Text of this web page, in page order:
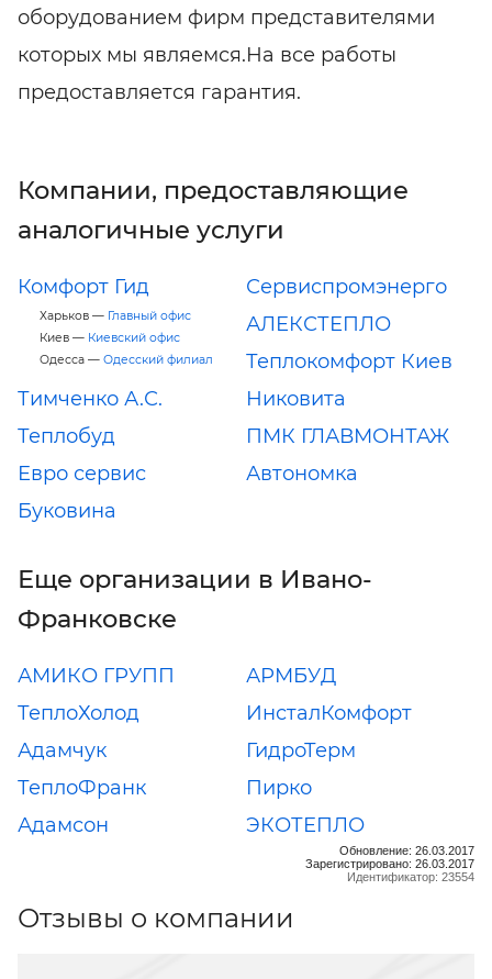
оборудованием фирм представителями
которых мы являемся.На все работы
предоставляется гарантия.
Компании, предоставляющие
аналогичные услуги
Комфорт Гид
Харьков — Главный офис
Киев — Киевский офис
Одесса — Одесский филиал
Сервиспромэнерго
АЛЕКСТЕПЛО
Теплокомфорт Киев
Тимченко А.С.
Никовита
Теплобуд
ПМК ГЛАВМОНТАЖ
Евро сервис
Буковина
Автономка
Еще организации в Ивано-
Франковске
АМИКО ГРУПП
АРМБУД
ТеплоХолод
ИнсталКомфорт
Адамчук
ГидроТерм
ТеплоФранк
Пирко
Адамсон
ЭКОТЕПЛО
Обновление: 26.03.2017
Зарегистрировано: 26.03.2017
Идентификатор: 23554
Отзывы о компании